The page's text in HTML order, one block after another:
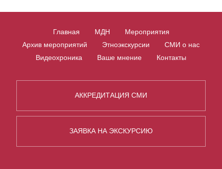
Главная МДН
Мероприятия
Архив мероприятий
Этноэкскурсии
СМИ о нас
Видеохроника
Ваше мнение Контакты
АККРЕДИТАЦИЯ СМИ
ЗАЯВКА НА ЭКСКУРСИЮ